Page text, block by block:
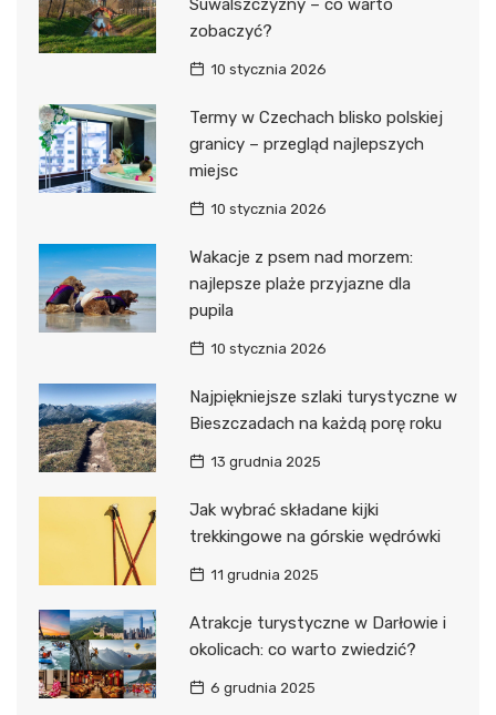
Suwalszczyzny – co warto
zobaczyć?
10 stycznia 2026
Termy w Czechach blisko polskiej
granicy – przegląd najlepszych
miejsc
10 stycznia 2026
Wakacje z psem nad morzem:
najlepsze plaże przyjazne dla
pupila
10 stycznia 2026
Najpiękniejsze szlaki turystyczne w
Bieszczadach na każdą porę roku
13 grudnia 2025
Jak wybrać składane kijki
trekkingowe na górskie wędrówki
11 grudnia 2025
Atrakcje turystyczne w Darłowie i
okolicach: co warto zwiedzić?
6 grudnia 2025